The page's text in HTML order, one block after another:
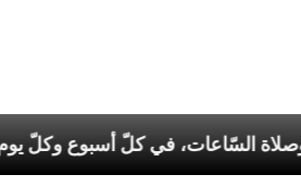
الإفخارستيّا وصلاة السّاعات، في كلّ